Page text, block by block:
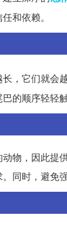
和依赖。
，它们就会
的顺序轻轻
物，因此提
同时，避免